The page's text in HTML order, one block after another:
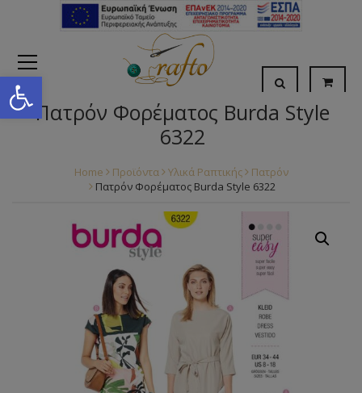
Open toolbar
Πατρόν Φορέματος Burda Style
6322
Home Προϊόντα Υλικά Ραπτικής
Πατρόν
Πατρόν Φορέματος Burda Style 6322